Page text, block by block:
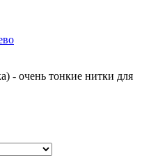
- очень тонкие нитки для